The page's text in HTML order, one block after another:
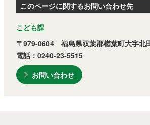
イベント 観光ならは
このページに関するお問い合わせ先
こども課
〒979-0604 福島県双葉郡楢葉町大字北
電話：0240-23-5515
お問い合わせ